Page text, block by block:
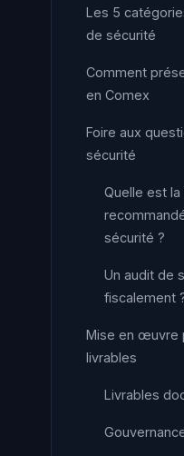
Les 5
de sécurité
Comment
en Comex
Foire aux
sécurité
Quelle est
sécurité ?
Un audit de
fiscalement
Mise en œuvre
livrables
Livrables